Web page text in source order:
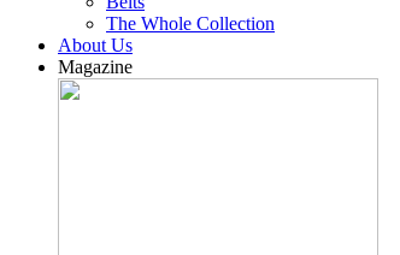
The Whole Collection
About Us
Magazine